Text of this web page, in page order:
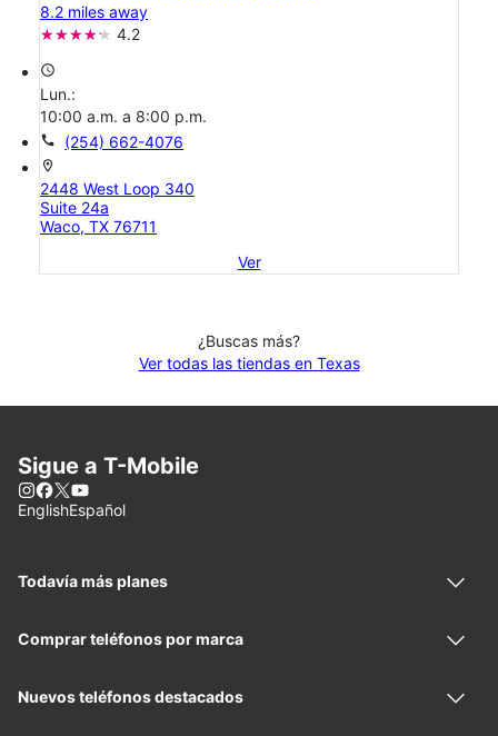
8.2 miles away
4.2
access_time
Lun.:
10:00 a.m. a 8:00 p.m.
call (254) 662-4076
location_on
2448 West Loop 340
Suite 24a
Waco, TX 76711
Ver
¿Buscas más?
Ver todas las tiendas en Texas